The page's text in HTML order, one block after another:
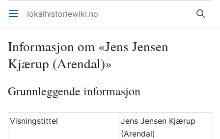
Åpne hovedmenyen lokalhistoriewiki.no Søk
Informasjon om «Jens Jensen
Kjærup (Arendal)»
Grunnleggende informasjon
Visningstittel
Jens Jensen Kjærup
(Arendal)